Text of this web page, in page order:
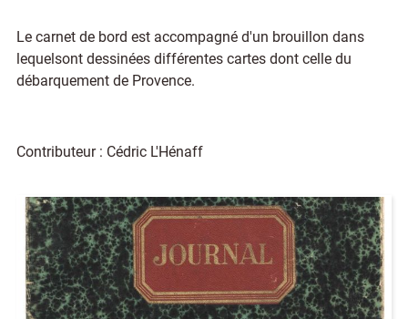
Le carnet de bord est accompagné d'un brouillon dans
lequelsont dessinées différentes cartes dont celle du
débarquement de Provence.
Contributeur : Cédric L'Hénaff